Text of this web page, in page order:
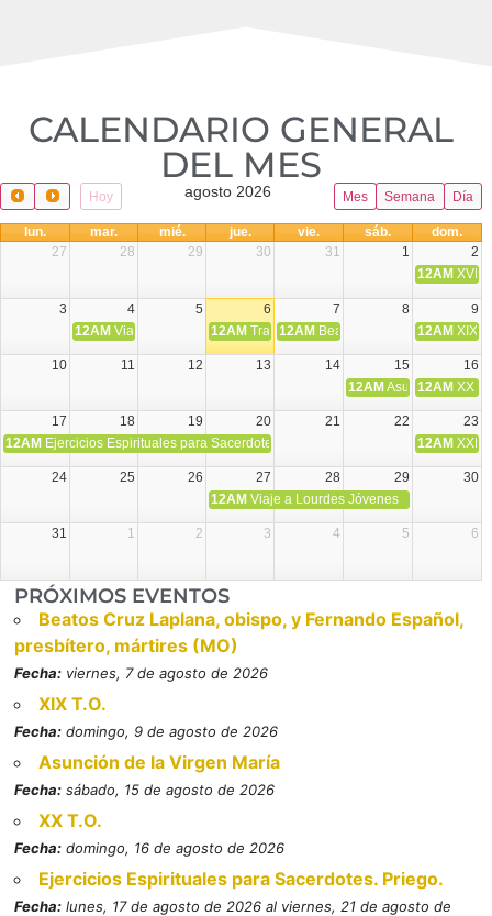
CALENDARIO GENERAL
DEL MES​
Hoy Mes Semana Día
agosto 2026
lun. mar. mié. jue. vie. sáb.
dom.
27
28 29 30 31 1
2
12AM XVIII
3 4 5 6 7 8
9
12AM Viaje Diocesano a Japón.
12AM Transfiguración del Señor
12AM Beatos Cruz Laplana,
12AM XIX
10 11 12 13 14 15
16
12AM Asunción de la
12AM XX
17 18 19 20 21 22
23
12AM Ejercicios Espirituales para Sacerdotes. Priego. 12AM XXI
24 25 26 27 28 29
30
12AM Viaje a Lourdes Jóvenes
31 1 2 3 4 5 6
PRÓXIMOS EVENTOS
Beatos Cruz Laplana, obispo, y Fernando Español,
presbítero, mártires (MO)
Fecha: viernes, 7 de agosto de 2026
XIX T.O.
Fecha: domingo, 9 de agosto de 2026
Asunción de la Virgen María
Fecha: sábado, 15 de agosto de 2026
XX T.O.
Fecha: domingo, 16 de agosto de 2026
Ejercicios Espirituales para Sacerdotes. Priego.
Fecha: lunes, 17 de agosto de 2026 al viernes, 21 de agosto de